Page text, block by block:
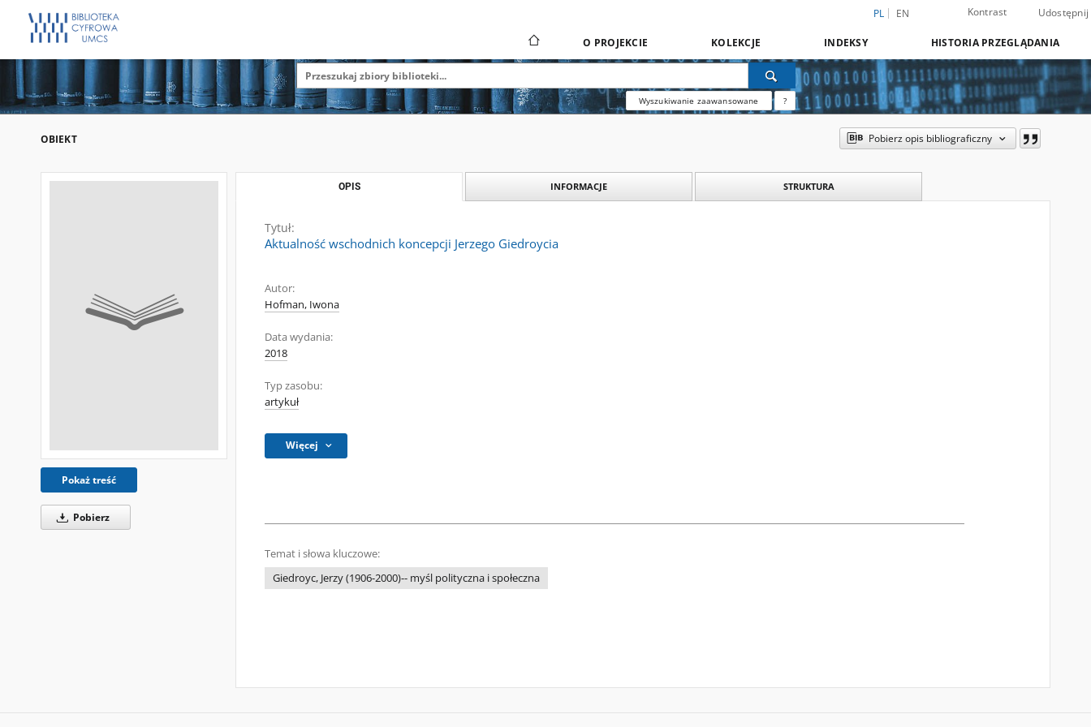
PL EN Kontrast Udostępnij
O PROJEKCIE KOLEKCJE INDEKSY HISTORIA PRZEGLĄDANIA
Wyszukiwanie zaawansowane ?
OBIEKT Pobierz opis bibliograficzny
Pokaż treść
Pobierz
OPIS INFORMACJE STRUKTURA
Tytuł:
Aktualność wschodnich koncepcji Jerzego Giedroycia
Autor:
Hofman, Iwona
Data wydania:
2018
Typ zasobu:
artykuł
Więcej
Temat i słowa kluczowe:
Giedroyc, Jerzy (1906-2000)-- myśl polityczna i społeczna